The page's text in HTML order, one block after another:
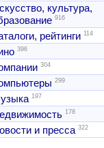
культура,
916
рейтинги 114
396
304
299
197
178
и пресса 322